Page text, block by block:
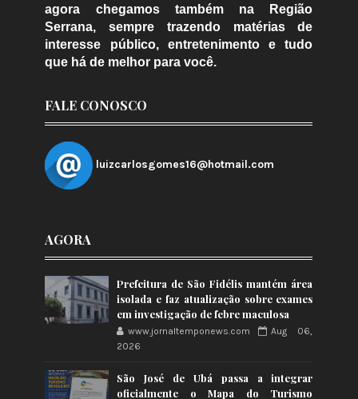
agora chegamos também na Região
Serrana, sempre trazendo matérias de
interesse público, entretenimento e tudo
que há de melhor para você.
FALE CONOSCO
luizcarlosgomes16@hotmail.com
AGORA
Prefeitura de São Fidélis mantém área
isolada e faz atualização sobre exames
em investigação de febre maculosa
www.jornaltemponews.com
Aug 06,
2026
São José de Ubá passa a integrar
oficialmente o Mapa do Turismo